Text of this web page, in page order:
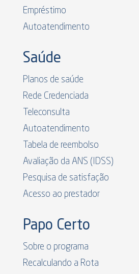
Empréstimo
Autoatendimento
Saúde
Planos de saúde
Rede Credenciada
Teleconsulta
Autoatendimento
Tabela de reembolso
Avaliação da ANS (IDSS)
Pesquisa de satisfação
Acesso ao prestador
Papo Certo
Sobre o programa
Recalculando a Rota